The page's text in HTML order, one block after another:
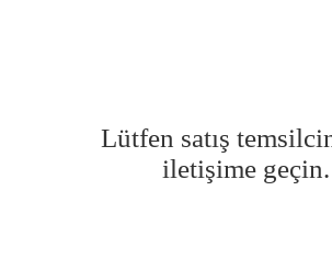
Lütfen satış
iletişime geçin.